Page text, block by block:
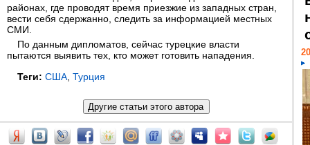
районах, где проводят время приезжие из западных стран,
вести себя сдержанно, следить за информацией местных
СМИ.
По данным дипломатов, сейчас турецкие власти
пытаются выявить тех, кто может готовить нападения.
Теги: США Турция